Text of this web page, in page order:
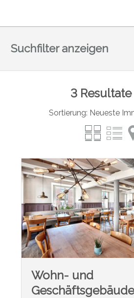
Suchfilter anzeigen
3Resultate
Sortierung: Neueste
Wohn- und
Geschäftsgebäude